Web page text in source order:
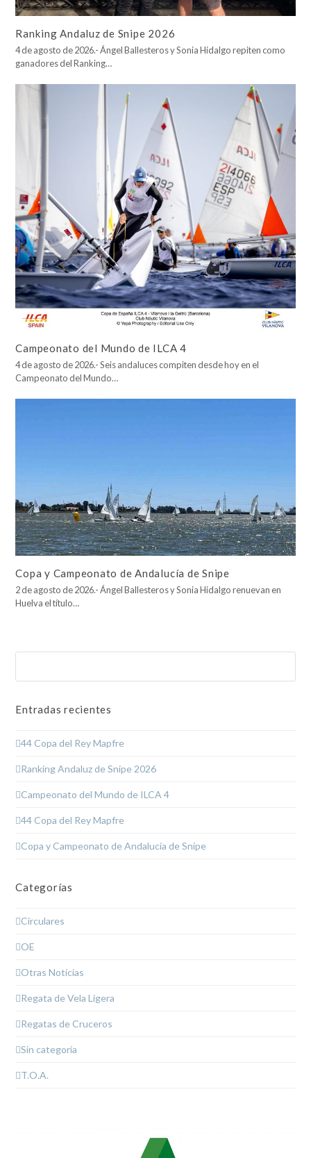
Ranking Andaluz de Snipe 2026
4 de agosto de 2026.- Ángel Ballesteros y Sonia Hidalgo repiten como
ganadores del Ranking…
Campeonato del Mundo de ILCA 4
4 de agosto de 2026.- Seis andaluces compiten desde hoy en el
Campeonato del Mundo…
Copa y Campeonato de Andalucía de Snipe
2 de agosto de 2026.- Ángel Ballesteros y Sonia Hidalgo renuevan en
Huelva el título…
Entradas recientes
44 Copa del Rey Mapfre
Ranking Andaluz de Snipe 2026
Campeonato del Mundo de ILCA 4
44 Copa del Rey Mapfre
Copa y Campeonato de Andalucía de Snipe
Categorías
Circulares
OE
Otras Noticias
Regata de Vela Ligera
Regatas de Cruceros
Sin categoría
T.O.A.